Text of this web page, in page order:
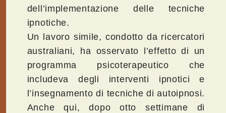
dell’implementazione delle tecniche
ipnotiche.
Un lavoro simile, condotto da ricercatori
australiani, ha osservato l’effetto di un
programma psicoterapeutico che
includeva degli interventi ipnotici e
l’insegnamento di tecniche di autoipnosi.
Anche qui, dopo otto settimane di